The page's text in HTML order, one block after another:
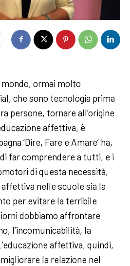
mondo, ormai molto
che sono tecnologia prima
persone, tornare all’origine
affettiva, è
‘Dire, Fare e Amare’ ha,
far comprendere a tutti, e i
di questa necessità,
affettiva nelle scuole sia la
per evitare la terribile
dobbiamo affrontare
l’incomunicabilità, la
affettiva, quindi,
la relazione nel